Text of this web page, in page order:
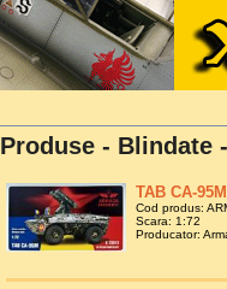
Produse - Blindate
TAB CA-
Cod produs:
Scara: 1:72
Producator: